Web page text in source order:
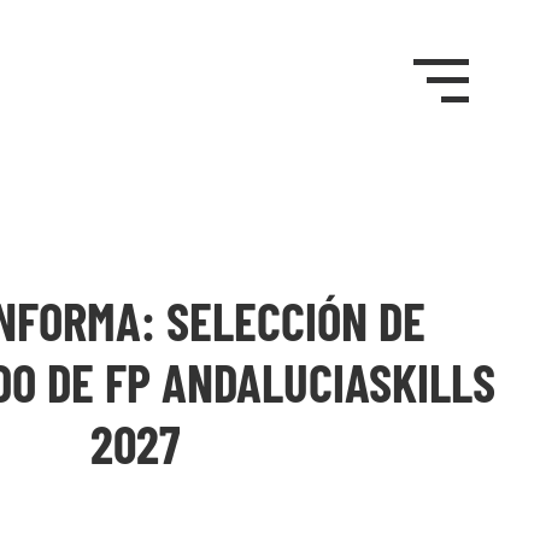
SELECCIÓN DE
DE FP ANDALUCIASKILLS
2027